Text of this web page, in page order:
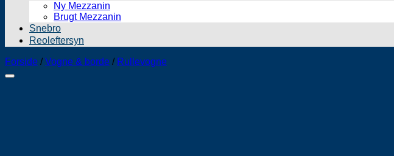
Ny Mezzanin
Brugt Mezzanin
Snebro
Reoleftersyn
Forside / Vogne & borde / Rullevogne